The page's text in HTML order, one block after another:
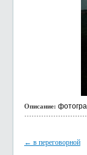
Описание:
← в переговорной